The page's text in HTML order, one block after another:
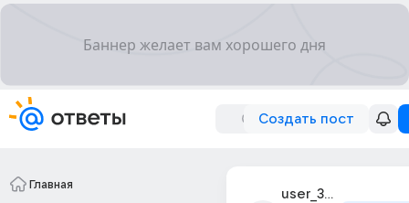
Создать пост
Главная
user_32249713